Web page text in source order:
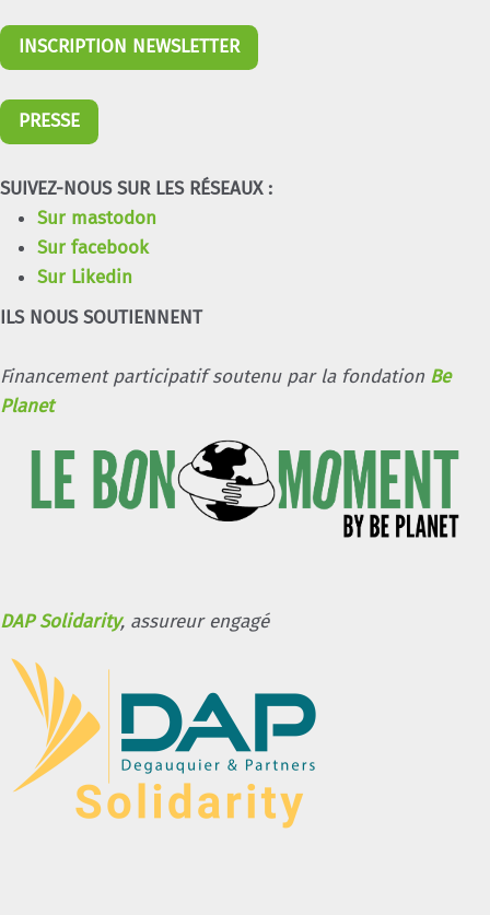
INSCRIPTION NEWSLETTER
PRESSE
SUIVEZ-NOUS SUR LES RÉSEAUX :
Sur mastodon
Sur facebook
Sur Likedin
ILS NOUS SOUTIENNENT
Financement participatif soutenu par la fondation Be
Planet
DAP Solidarity, assureur engagé